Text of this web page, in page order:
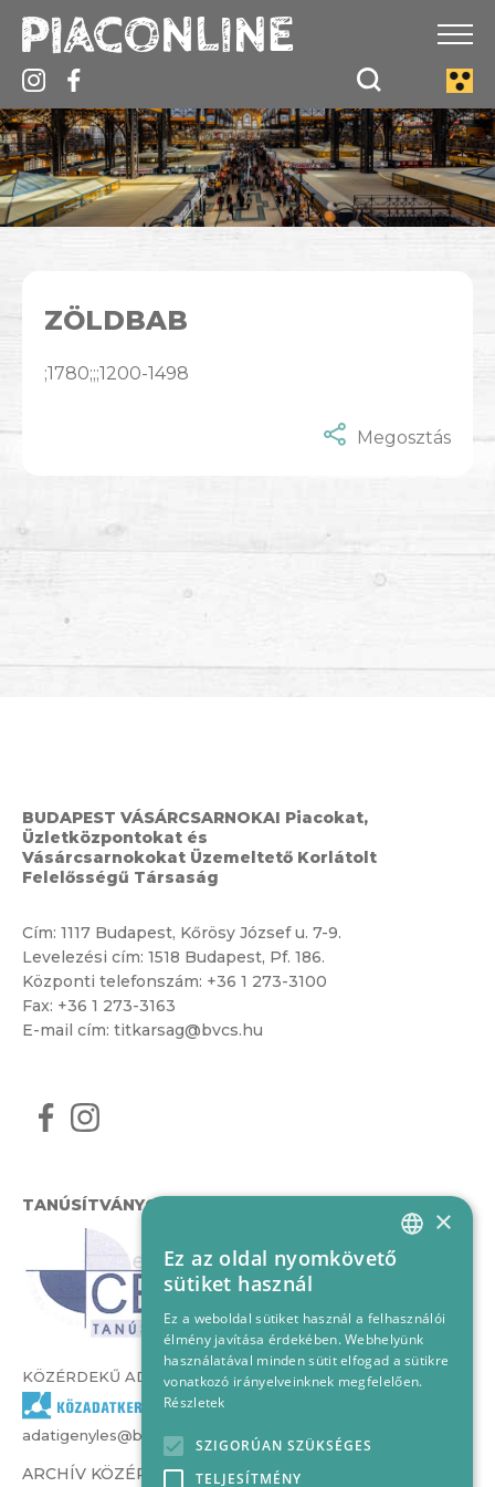
ZÖLDBAB
;1780;;;1200-1498
Megosztás
BUDAPEST VÁSÁRCSARNOKAI Piacokat,
Üzletközpontokat és
Vásárcsarnokokat Üzemeltető Korlátolt
Felelősségű Társaság
Cím: 1117 Budapest, Kőrösy József u. 7-9.
Levelezési cím: 1518 Budapest, Pf. 186.
Központi telefonszám: +36 1 273-3100
Fax: +36 1 273-3163
E-mail cím: titkarsag@bvcs.hu
TANÚSÍTVÁNYOK
KÖZÉRDEKŰ ADATOK
adatigenyles@bvcs.hu
ARCHÍV KÖZÉRDEKŰ ADATOK –
HUNGARIAN
×
Ez az oldal nyomkövető
sütiket használ
Ez a weboldal sütiket használ a felhasználói
élmény javítása érdekében. Webhelyünk
használatával minden sütit elfogad a sütikre
vonatkozó irányelveinknek megfelelően.
Részletek
SZIGORÚAN SZÜKSÉGES
TELJESÍTMÉNY